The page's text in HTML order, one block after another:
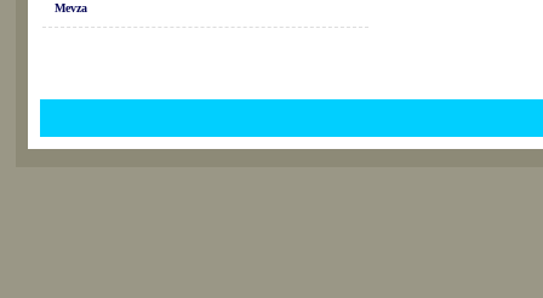
Mevza